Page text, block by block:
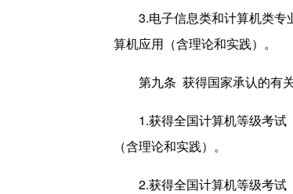
3.电子信息类和计算机类
算机应用（含理论和实践）。
第九条 获得国家承认的有
1.获得全国计算机等级考
（含理论和实践）。
2.获得全国计算机等级考